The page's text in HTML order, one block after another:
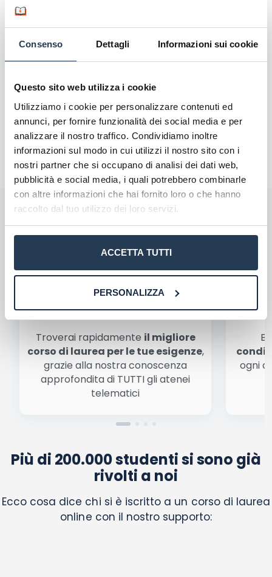
Consenso Dettagli Informazioni sui cookie
Questo sito web utilizza i cookie
Utilizziamo i cookie per personalizzare contenuti ed
annunci, per fornire funzionalità dei social media e per
analizzare il nostro traffico. Condividiamo inoltre
informazioni sul modo in cui utilizzi il nostro sito con i
nostri partner che si occupano di analisi dei dati web,
pubblicità e social media, i quali potrebbero combinarle
con altre informazioni che hai fornito loro o che hanno
raccolto dal tuo utilizzo dei loro servizi.
ACCETTA TUTTI
PERSONALIZZA
possono lavorare come formatori per altri
infermieri o come ricercatori nel campo della
La tua email sarà utilizzata per comunicarti se qualcuno risponde al tuo commento
Ho letto e acconsento l'informativa
Acconsento all'uso dei miei dati da parte di terzi per
automatizzate o tradizionali
Perché rivolgersi ad AteneiOnline.it:
Scegli il meglio PER TE
Troverai rapidamente il migliore
corso di laurea per le tue esigenze,
grazie alla nostra conoscenza
approfondita di TUTTI gli atenei
telematici
ogni
Più di 200.000 studenti si sono già
rivolti a noi
Ecco cosa dice chi si è iscritto a un corso di laurea
online con il nostro supporto: